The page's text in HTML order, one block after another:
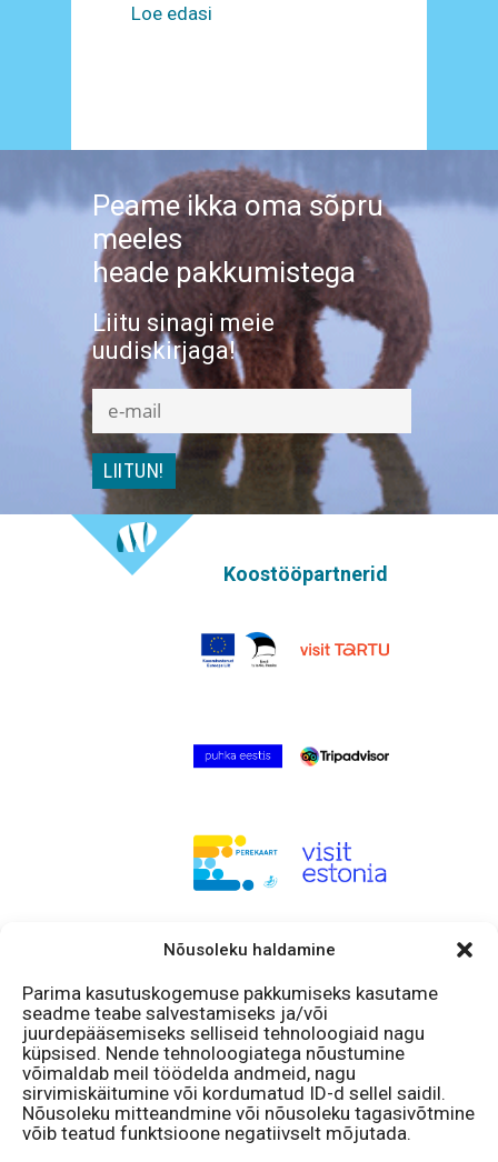
Nõusoleku haldamine
Parima kasutuskogemuse pakkumiseks kasutame
seadme teabe salvestamiseks ja/või
juurdepääsemiseks selliseid tehnoloogiaid nagu
küpsised. Nende tehnoloogiatega nõustumine
võimaldab meil töödelda andmeid, nagu
sirvimiskäitumine või kordumatud ID-d sellel saidil.
Nõusoleku mitteandmine või nõusoleku tagasivõtmine
võib teatud funktsioone negatiivselt mõjutada.
Loe edasi
Peame ikka oma sõpru
meeles
heade pakkumistega
Liitu sinagi meie
uudiskirjaga!
Koostööpartnerid
Hakka fänniks!
Facebook
Instagram
Avatud
11 – 18
E – P